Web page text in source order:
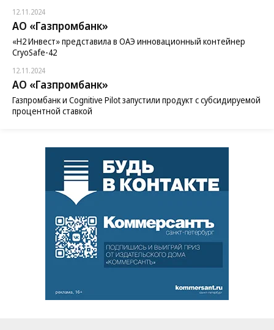
12.11.2024
АО «Газпромбанк»
«H2 Инвест» представила в ОАЭ инновационный контейнер
CryoSafe-42
12.11.2024
АО «Газпромбанк»
Газпромбанк и Cognitive Pilot запустили продукт с субсидируемой
процентной ставкой